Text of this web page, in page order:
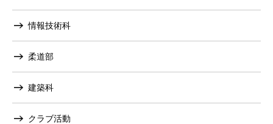
情報技術科
柔道部
建築科
クラブ活動